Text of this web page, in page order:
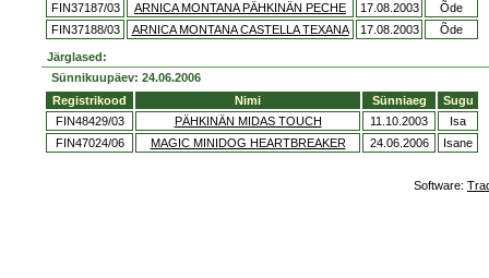
FIN37187/03
ARNICA MONTANA PÄHKINÄN PECHE 17.08.2003
Õde
FIN37188/03
ARNICA MONTANA CASTELLA TEXANA 17.08.2003 Õde
Järglased:
Sünnikuupäev: 24.06.2006
Registrikood
Nimi Sünniaeg
Sugu
FIN48429/03
PÄHKINÄN MIDAS TOUCH 11.10.2003
Isa
FIN47024/06
MAGIC MINIDOG HEARTBREAKER 24.06.2006 Isane
Software: